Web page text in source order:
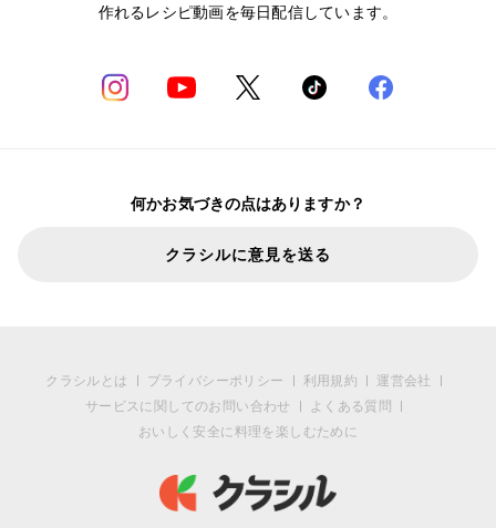
作れるレシピ動画を毎日配信しています。
何かお気づきの点はありますか？
クラシルに意見を送る
クラシルとは プライバシーポリシー 利用規約
運営会社
サービスに関してのお問い合わせ
よくある質問
おいしく安全に料理を楽しむために